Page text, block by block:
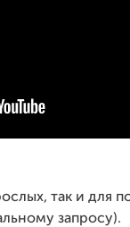
так и для
запросу).